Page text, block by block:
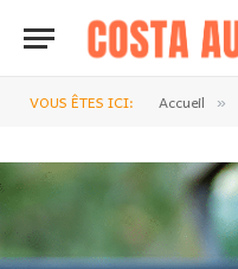
VOUS ÊTES ICI: Accueil »